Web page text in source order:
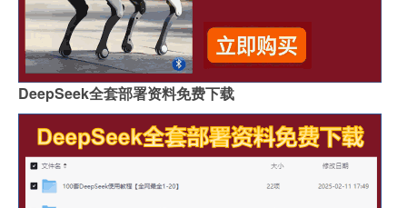
DeepSeek全套部署资料免费下载